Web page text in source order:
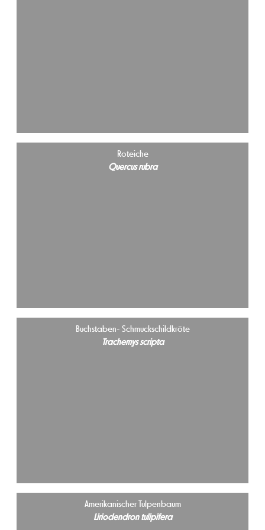
Roteiche
Quercus rubra
Buchstaben- Schmuckschildkröte
Trachemys scripta
Amerikanischer Tulpenbaum
Liriodendron tulipifera